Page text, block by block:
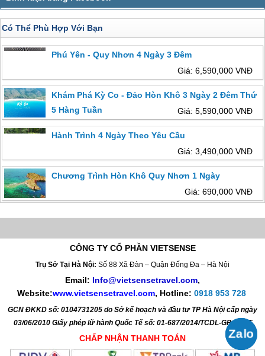
Có Thể Phù Hợp Với Bạn
Phú Yên - Quy Nhơn 4 Ngày 3 Đêm
Giá: 6,590,000 VNĐ
Khám Phá Kỳ Co - Đảo Hòn Khô 3 Ngày 2 Đêm Thứ
5 Hàng Tuần
Giá: 5,590,000 VNĐ
Hành Trình 4 Ngày Theo Yêu Cầu
Giá: 3,490,000 VNĐ
Chương Trình Hòn Khô Quy Nhơn 1 Ngày
Giá: 690,000 VNĐ
CÔNG TY CỔ PHẦN VIETSENSE
Trụ Sở Tại Hà Nội: Số 88 Xã Đàn – Quận Đống Đa – Hà Nội
Email: Info@vietsensetravel.com,
Website:www.vietsensetravel.com, Hotline: 0918 953 728
GCN ĐKKD số: 0104731205 do Sở kế hoạch và đầu tư TP Hà Nội cấp ngày
03/06/2010 Giấy phép lữ hành Quốc Tế số: 01-687/2014/TCDL-GP LHQT
CHẤP NHẬN THANH TOÁN